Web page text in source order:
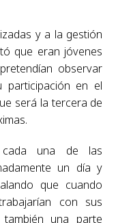
y a la gestión
que eran jóvenes
observar
en el
será la tercera de
una de las
un día y
que cuando
con sus
una parte